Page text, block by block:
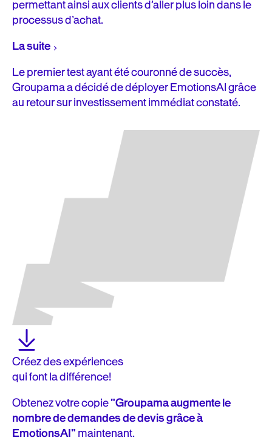
permettant ainsi aux clients d’aller plus loin dans le
processus d’achat.
La suite
Le premier test ayant été couronné de succès,
Groupama a décidé de déployer EmotionsAI grâce
au retour sur investissement immédiat constaté.
Créez des expériences
qui font la différence!
Obtenez votre copie"Groupama augmente le
nombre de demandes de devis grâce à
EmotionsAI"maintenant.